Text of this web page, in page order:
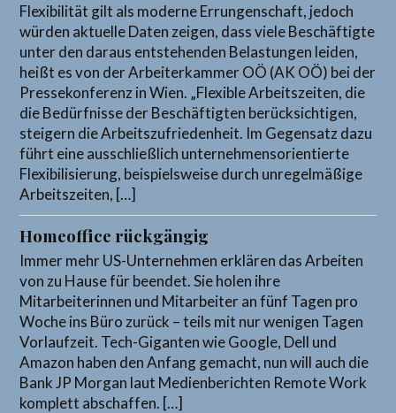
Flexibilität gilt als moderne Errungenschaft, jedoch
würden aktuelle Daten zeigen, dass viele Beschäftigte
unter den daraus entstehenden Belastungen leiden,
heißt es von der Arbeiterkammer OÖ (AK OÖ) bei der
Pressekonferenz in Wien. „Flexible Arbeitszeiten, die
die Bedürfnisse der Beschäftigten berücksichtigen,
steigern die Arbeitszufriedenheit. Im Gegensatz dazu
führt eine ausschließlich unternehmensorientierte
Flexibilisierung, beispielsweise durch unregelmäßige
Arbeitszeiten, […]
Homeoffice rückgängig
Immer mehr US-Unternehmen erklären das Arbeiten
von zu Hause für beendet. Sie holen ihre
Mitarbeiterinnen und Mitarbeiter an fünf Tagen pro
Woche ins Büro zurück – teils mit nur wenigen Tagen
Vorlaufzeit. Tech-Giganten wie Google, Dell und
Amazon haben den Anfang gemacht, nun will auch die
Bank JP Morgan laut Medienberichten Remote Work
komplett abschaffen. […]